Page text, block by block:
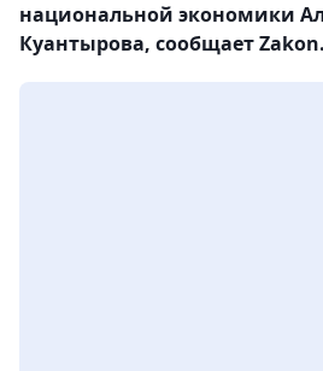
национальной экономики
Куантырова, сообщает